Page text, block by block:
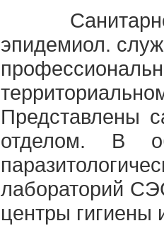
Санитарно-
эпидемиол.
Представлены
отделом. В
лабораторий
центры